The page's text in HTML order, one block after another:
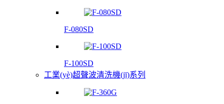
F-080SD
F-100SD
工業(yè)超聲波清洗機(jī)系列